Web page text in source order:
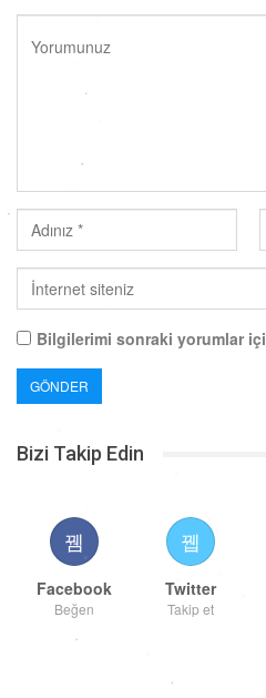
Bilgilerimi sonraki yorumlar
Bizi Takip Edin
Facebook
Beğen
Twitter
Takip et